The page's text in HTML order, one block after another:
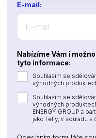
E-mail:
Nabízíme Vám i
tyto informace:
Souhlasím se
výhodných
Souhlasím se
výhodných
ENERGY GROUP a
jako Telly, v souladu